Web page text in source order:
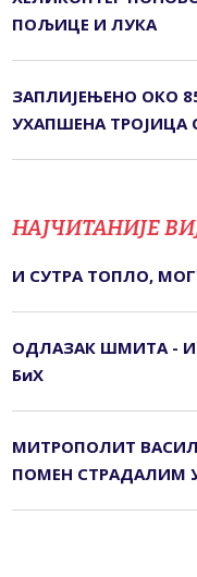
ПОЉИЦЕ И ЛУКА
ЗАПЛИЈЕЊЕНО ОКО
УХАПШЕНА
НАЈЧИТАНИЈЕ
И СУТРА ТОПЛО,
ОДЛАЗАК ШМИТА -
БиХ
МИТРОПОЛИТ
ПОМЕН СТРАДАЛИМ